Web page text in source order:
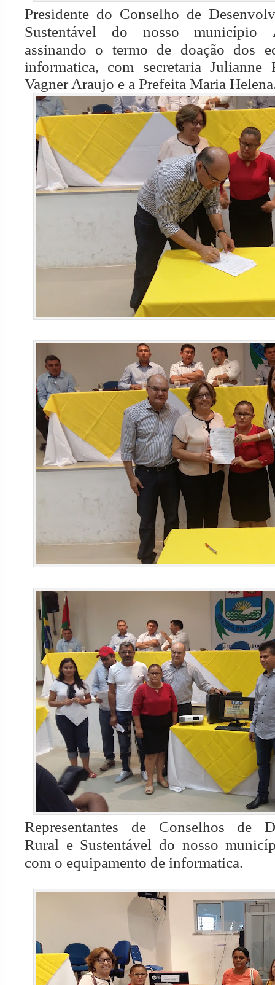
Presidente do Conselho de
Sustentável do nosso município
assinando o termo de doação dos
informatica, com secretaria Julianne
Vagner Araujo e a Prefeita Maria Helena
Representantes de Conselhos de
Rural e Sustentável do nosso
com o equipamento de informatica.